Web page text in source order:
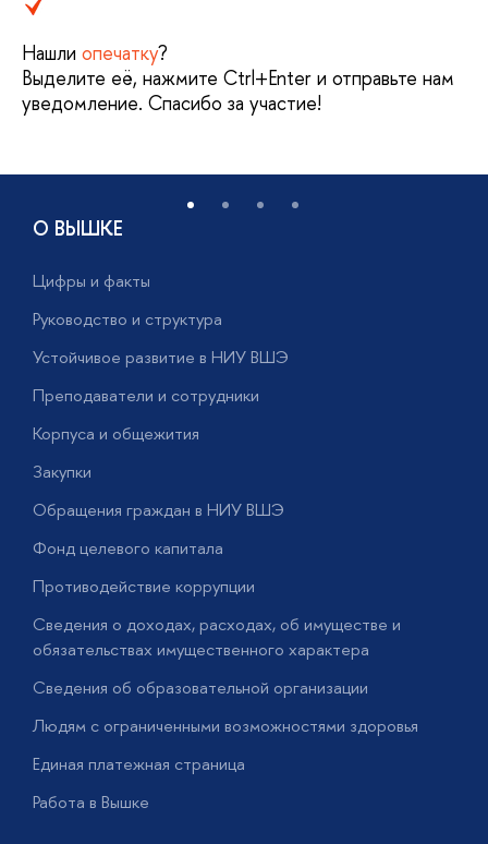
Нашли опечатку?
ыделите её, нажмите Ctrl+Enter и отправьте нам
уведомление. Спасибо за участие!
О ВЫШКЕ
Цифры и факты
Руководство и структура
Устойчивое развитие в НИУ ВШЭ
Преподаватели и сотрудники
Корпуса и общежития
Закупки
Обращения граждан в НИУ ВШЭ
Фонд целевого капитала
Противодействие коррупции
Сведения о доходах, расходах, об имуществе и
обязательствах имущественного характера
Сведения об образовательной организации
Людям с ограниченными возможностями здоровья
Единая платежная страница
Работа в Вышке